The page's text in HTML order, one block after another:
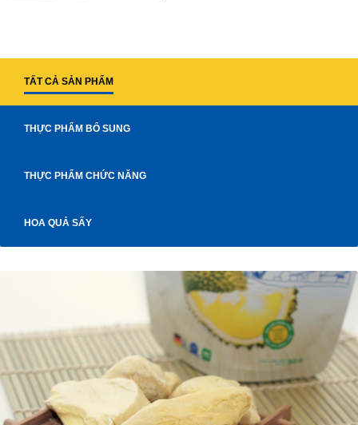
TẤT CẢ SẢN PHẨM
THỰC PHẨM BỔ SUNG
THỰC PHẨM CHỨC NĂNG
HOA QUẢ SẤY